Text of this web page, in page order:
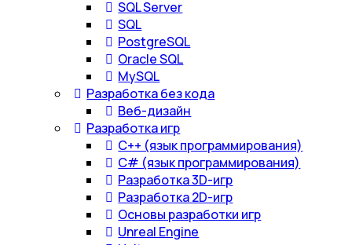
SQL Server
SQL
PostgreSQL
Oracle SQL
MySQL
Разработка без кода
Веб-дизайн
Разработка игр
С++ (язык программирования)
С# (язык программирования)
Разработка 3D-игр
Разработка 2D-игр
Основы разработки игр
Unreal Engine